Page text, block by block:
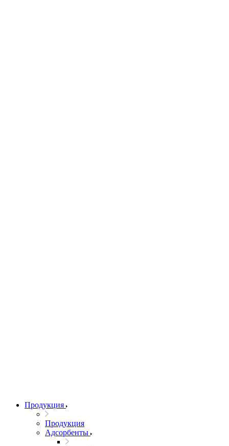
Продукция
Продукция
Адсорбенты